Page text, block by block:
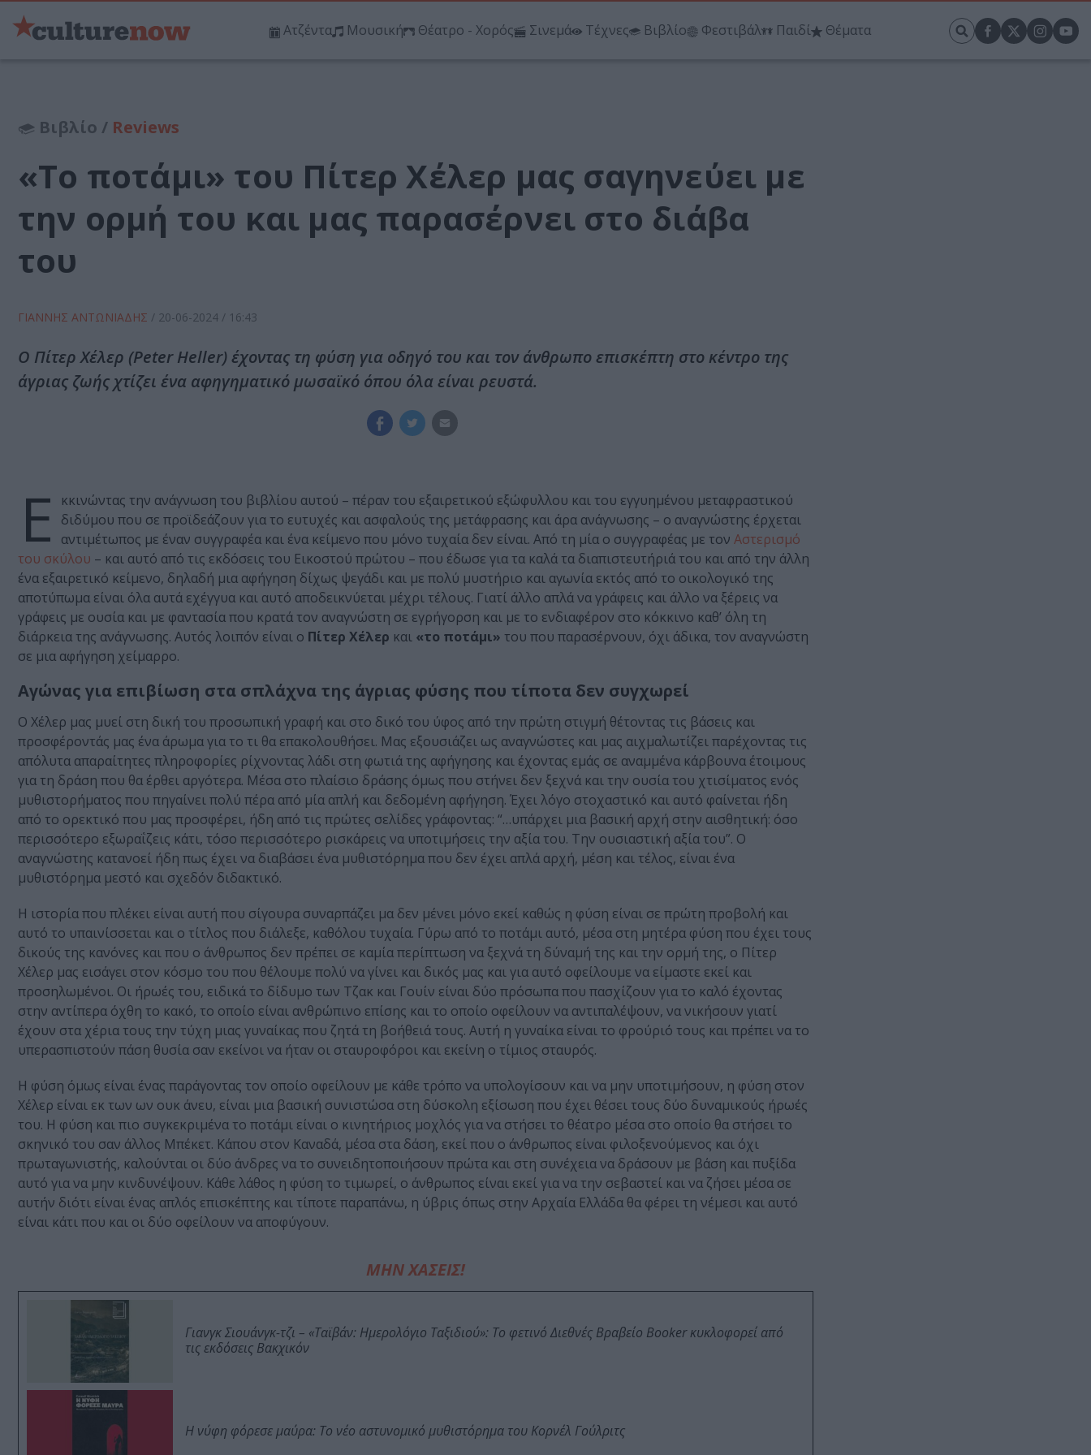
Ατζέντα Μουσική Θέατρο - Χορός Σινεμά Τέχνες Βιβλίο Φεστιβάλ Παιδί Θέματα
Βιβλίο / Reviews
«Το ποτάμι» του Πίτερ Χέλερ μας σαγηνεύει με
την ορμή του και μας παρασέρνει στο διάβα
του
ΓΙΑΝΝΗΣ ΑΝΤΩΝΙΑΔΗΣ / 20-06-2024 / 16:43
Ο Πίτερ Χέλερ (Peter Heller) έχοντας τη φύση για οδηγό του και τον άνθρωπο επισκέπτη στο κέντρο της
άγριας ζωής χτίζει ένα αφηγηματικό μωσαϊκό όπου όλα είναι ρευστά.
Ε
κκινώντας την ανάγνωση του βιβλίου αυτού – πέραν του εξαιρετικού εξώφυλλου και του εγγυημένου μεταφραστικού
διδύμου που σε προϊδεάζουν για το ευτυχές και ασφαλούς της μετάφρασης και άρα ανάγνωσης – ο αναγνώστης έρχεται
αντιμέτωπος με έναν συγγραφέα και ένα κείμενο που μόνο τυχαία δεν είναι. Από τη μία ο συγγραφέας με τον Αστερισμό
του σκύλου – και αυτό από τις εκδόσεις του Εικοστού πρώτου – που έδωσε για τα καλά τα διαπιστευτήριά του και από την άλλη
ένα εξαιρετικό κείμενο, δηλαδή μια αφήγηση δίχως ψεγάδι και με πολύ μυστήριο και αγωνία εκτός από το οικολογικό της
αποτύπωμα είναι όλα αυτά εχέγγυα και αυτό αποδεικνύεται μέχρι τέλους. Γιατί άλλο απλά να γράφεις και άλλο να ξέρεις να
γράφεις με ουσία και με φαντασία που κρατά τον αναγνώστη σε εγρήγορση και με το ενδιαφέρον στο κόκκινο καθ’ όλη τη
διάρκεια της ανάγνωσης. Αυτός λοιπόν είναι ο Πίτερ Χέλερ και «το ποτάμι» του που παρασέρνουν, όχι άδικα, τον αναγνώστη
σε μια αφήγηση χείμαρρο.
Αγώνας για επιβίωση στα σπλάχνα της άγριας φύσης που τίποτα δεν συγχωρεί
Ο Χέλερ μας μυεί στη δική του προσωπική γραφή και στο δικό του ύφος από την πρώτη στιγμή θέτοντας τις βάσεις και
προσφέροντάς μας ένα άρωμα για το τι θα επακολουθήσει. Μας εξουσιάζει ως αναγνώστες και μας αιχμαλωτίζει παρέχοντας τις
απόλυτα απαραίτητες πληροφορίες ρίχνοντας λάδι στη φωτιά της αφήγησης και έχοντας εμάς σε αναμμένα κάρβουνα έτοιμους
για τη δράση που θα έρθει αργότερα. Μέσα στο πλαίσιο δράσης όμως που στήνει δεν ξεχνά και την ουσία του χτισίματος ενός
μυθιστορήματος που πηγαίνει πολύ πέρα από μία απλή και δεδομένη αφήγηση. Έχει λόγο στοχαστικό και αυτό φαίνεται ήδη
από το ορεκτικό που μας προσφέρει, ήδη από τις πρώτες σελίδες γράφοντας: “…υπάρχει μια βασική αρχή στην αισθητική: όσο
περισσότερο εξωραΐζεις κάτι, τόσο περισσότερο ρισκάρεις να υποτιμήσεις την αξία του. Την ουσιαστική αξία του”. Ο
αναγνώστης κατανοεί ήδη πως έχει να διαβάσει ένα μυθιστόρημα που δεν έχει απλά αρχή, μέση και τέλος, είναι ένα
μυθιστόρημα μεστό και σχεδόν διδακτικό.
Η ιστορία που πλέκει είναι αυτή που σίγουρα συναρπάζει μα δεν μένει μόνο εκεί καθώς η φύση είναι σε πρώτη προβολή και
αυτό το υπαινίσσεται και ο τίτλος που διάλεξε, καθόλου τυχαία. Γύρω από το ποτάμι αυτό, μέσα στη μητέρα φύση που έχει τους
δικούς της κανόνες και που ο άνθρωπος δεν πρέπει σε καμία περίπτωση να ξεχνά τη δύναμή της και την ορμή της, ο Πίτερ
Χέλερ μας εισάγει στον κόσμο του που θέλουμε πολύ να γίνει και δικός μας και για αυτό οφείλουμε να είμαστε εκεί και
προσηλωμένοι. Οι ήρωές του, ειδικά το δίδυμο των Τζακ και Γουίν είναι δύο πρόσωπα που πασχίζουν για το καλό έχοντας
στην αντίπερα όχθη το κακό, το οποίο είναι ανθρώπινο επίσης και το οποίο οφείλουν να αντιπαλέψουν, να νικήσουν γιατί
έχουν στα χέρια τους την τύχη μιας γυναίκας που ζητά τη βοήθειά τους. Αυτή η γυναίκα είναι το φρούριό τους και πρέπει να το
υπερασπιστούν πάση θυσία σαν εκείνοι να ήταν οι σταυροφόροι και εκείνη ο τίμιος σταυρός.
Η φύση όμως είναι ένας παράγοντας τον οποίο οφείλουν με κάθε τρόπο να υπολογίσουν και να μην υποτιμήσουν, η φύση στον
Χέλερ είναι εκ των ων ουκ άνευ, είναι μια βασική συνιστώσα στη δύσκολη εξίσωση που έχει θέσει τους δύο δυναμικούς ήρωές
του. Η φύση και πιο συγκεκριμένα το ποτάμι είναι ο κινητήριος μοχλός για να στήσει το θέατρο μέσα στο οποίο θα στήσει το
σκηνικό του σαν άλλος Μπέκετ. Κάπου στον Καναδά, μέσα στα δάση, εκεί που ο άνθρωπος είναι φιλοξενούμενος και όχι
πρωταγωνιστής, καλούνται οι δύο άνδρες να το συνειδητοποιήσουν πρώτα και στη συνέχεια να δράσουν με βάση και πυξίδα
αυτό για να μην κινδυνέψουν. Κάθε λάθος η φύση το τιμωρεί, ο άνθρωπος είναι εκεί για να την σεβαστεί και να ζήσει μέσα σε
αυτήν διότι είναι ένας απλός επισκέπτης και τίποτε παραπάνω, η ύβρις όπως στην Αρχαία Ελλάδα θα φέρει τη νέμεσι και αυτό
είναι κάτι που και οι δύο οφείλουν να αποφύγουν.
ΜΗΝ ΧΑΣΕΙΣ!
Γιανγκ Σιουάνγκ-τζι – «Ταϊβάν: Ημερολόγιο Ταξιδιού»: Το φετινό Διεθνές Βραβείο Booker κυκλοφορεί από
τις εκδόσεις Βακχικόν
Η νύφη φόρεσε μαύρα: Το νέο αστυνομικό μυθιστόρημα του Κορνέλ Γούλριτς